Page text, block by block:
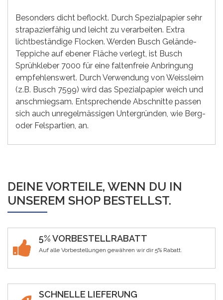
Besonders dicht beflockt. Durch Spezialpapier sehr
strapazierfähig und leicht zu verarbeiten. Extra
lichtbeständige Flocken. Werden Busch Gelände-
Teppiche auf ebener Fläche verlegt, ist Busch
Sprühkleber 7000 für eine faltenfreie Anbringung
empfehlenswert. Durch Verwendung von Weissleim
(z.B. Busch 7599) wird das Spezialpapier weich und
anschmiegsam. Entsprechende Abschnitte passen
sich auch unregelmässigen Untergründen, wie Berg-
oder Felspartien, an.
DEINE VORTEILE, WENN DU IN
UNSEREM SHOP BESTELLST.
5% VORBESTELLRABATT
Auf alle Vorbestellungen gewähren wir dir 5% Rabatt.
SCHNELLE LIEFERUNG